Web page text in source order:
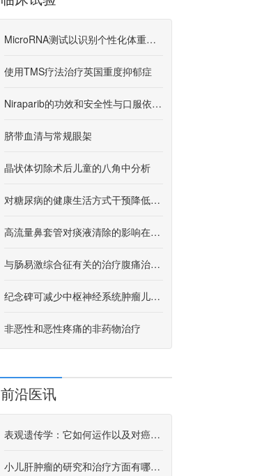
MicroRNA测试以识别个性化体重管理
使用TMS疗法治疗英国重度抑郁症
Niraparib的功效和安全性与口服依托泊苷结合在铂/难治性复发性卵巢癌中
脐带血清与常规眼架
晶状体切除术后儿童的八角中分析
对糖尿病的健康生活方式干预降低了糖尿病的风险
高流量鼻套管对痰液清除的影响在慢性阻塞性肺疾病的急性加剧中
与肠易激综合征有关的治疗腹痛治疗中乙糖胺和五氧化氨基林
纪念碑可减少中枢神经系统肿瘤儿科患者放射治疗后的认知障碍
非恶性和恶性疼痛的非药物治疗
前沿医讯
表观遗传学：它如何运作以及对癌症研究意味着什么
小儿肝肿瘤的研究和治疗方面有哪些新内容？